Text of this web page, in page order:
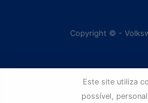
Copyright © -
Este site utiliza
possível,